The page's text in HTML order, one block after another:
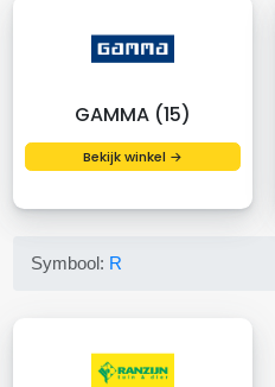
GAMMA (15)
Bekijk winkel →
Symbool: R